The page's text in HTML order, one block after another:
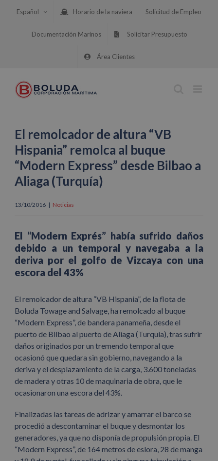
Español Horario de la naviera Solicitud de Empleo
Documentación Marinos Solicitar Presupuesto
Área Clientes
El remolcador de altura “VB
Hispania” remolca al buque
“Modern Express” desde Bilbao a
Aliaga (Turquía)
13/10/2016 | Noticias
El “Modern Exprés” había sufrido daños
debido a un temporal y navegaba a la
deriva por el golfo de Vizcaya con una
escora del 43%
El remolcador de altura “VB Hispania”, de la flota de
Boluda Towage and Salvage, ha remolcado al buque
“Modern Express”, de bandera panameña, desde el
puerto de Bilbao al puerto de Aliaga (Turquía), tras sufrir
daños originados por un tremendo temporal que
ocasionó que quedara sin gobierno, navegando a la
deriva y el desplazamiento de la carga, 3.600 toneladas
de madera y otras 10 de maquinaria de obra, que le
ocasionaron una escora del 43%.
Finalizadas las tareas de adrizar y amarrar el barco se
procedió a descontaminar el buque y desmontar los
generadores, ya que no disponía de propulsión propia. El
“Modern Express”, de 164 metros de eslora, 28 de manga